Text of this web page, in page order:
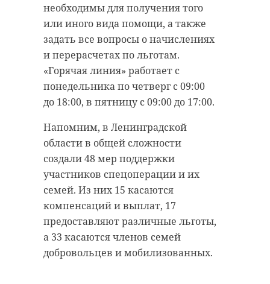
необходимы для получения того
или иного вида помощи, а также
задать все вопросы о начислениях
и перерасчетах по льготам.
«Горячая линия» работает с
понедельника по четверг с 09:00
до 18:00, в пятницу с 09:00 до 17:00.
Напомним, в Ленинградской
области в общей сложности
создали 48 мер поддержки
участников спецоперации и их
семей. Из них 15 касаются
компенсаций и выплат, 17
предоставляют различные льготы,
а 33 касаются членов семей
добровольцев и мобилизованных.
направили результаты
обследования. Водоканалу нужно
дополнительно изучить участок
канализационной сети и принять
меры по недопущению
загрязнения окружающей среды и
разливов стоков на прилегающие
В настоящий момент
канализационная насосная
станция работает в штатной
режиме, - рассказали во вторник,
21 марта, в пресс-службе
эконадзора. Сброс неочищенных
стоков на поверхность не
зафиксирован. Материалы
Через громкоговорители
полицейские потребовали
водителя остановиться. Однако он
добавил газу и попытался
скрыться. Началось
преследование. Во время погони
преступник увеличивал скорость
и совершал резкие перестроения,
создавая угрозу жизни и здоровью
других водителей. Угонщик ловко
объезжал автомобили
сотрудников полиции, которые
пытались блокировать машину.
Погоня закончилась в городе
Любань. Преступник не справился
с управлением и влетел в сугроб.